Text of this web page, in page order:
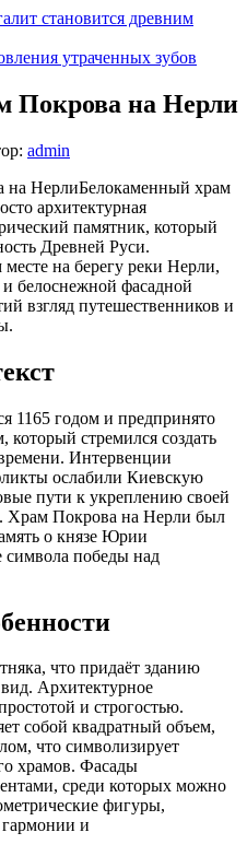
становится древним
утраченных зубов
Покрова на Нерли
admin
Белокаменный храм
архитектурная
памятник, который
Древней Руси.
на берегу реки Нерли,
белоснежной фасадной
взгляд путешественников и
1165 годом и предпринято
стремился создать
Интервенции
ослабили Киевскую
пути к укреплению своей
Храм Покрова на Нерли был
о князе Юрии
символа победы над
что придаёт зданию
Архитектурное
и строгостью.
собой квадратный объем,
что символизирует
храмов. Фасады
среди которых можно
фигуры,
и